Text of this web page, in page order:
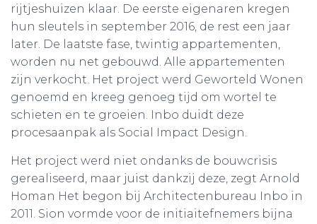
rijtjeshuizen klaar. De eerste eigenaren kregen
hun sleutels in september 2016, de rest een jaar
later. De laatste fase, twintig appartementen,
worden nu net gebouwd. Alle appartementen
zijn verkocht. Het project werd Geworteld Wonen
genoemd en kreeg genoeg tijd om wortel te
schieten en te groeien. Inbo duidt deze
procesaanpak als Social Impact Design.
Het project werd niet ondanks de bouwcrisis
gerealiseerd, maar juist dankzij deze, zegt Arnold
Homan Het begon bij Architectenbureau Inbo in
2011. Sion vormde voor de initiaitefnemers bijna